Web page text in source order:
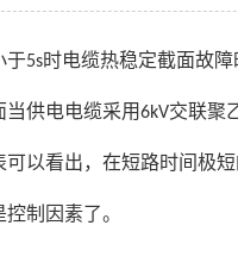
于5s时电缆热稳定截面故障
当供电电缆采用6kV交联聚
可以看出，在短路时间极短
制因素了。